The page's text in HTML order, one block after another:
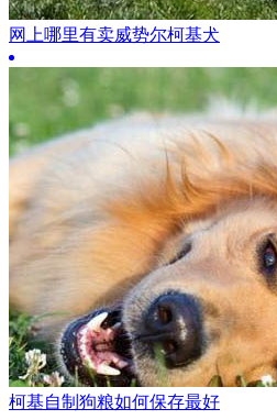
网上哪里有卖威势尔柯基犬
柯基自制狗粮如何保存最好